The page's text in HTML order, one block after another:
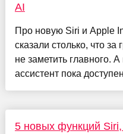
AI
Про новую Siri и Apple
сказали столько, что
не заметить главного.
ассистент пока
5 новых функций